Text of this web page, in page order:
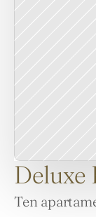
Deluxe
Ten